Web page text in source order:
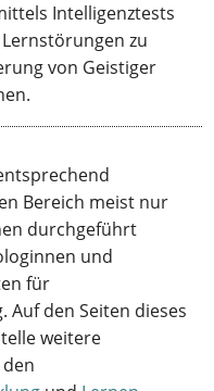
Intelligenztests
zu
von Geistiger
Bereich meist nur
durchgeführt
und
für
Auf den Seiten dieses
weitere